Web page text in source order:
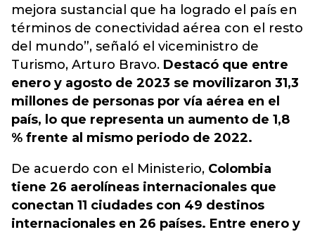
mejora sustancial que ha logrado el país en
términos de conectividad aérea con el resto
del mundo”, señaló el viceministro de
Turismo, Arturo Bravo. Destacó que entre
enero y agosto de 2023 se movilizaron 31,3
millones de personas por vía aérea en el
país, lo que representa un aumento de 1,8
% frente al mismo periodo de 2022.
De acuerdo con el Ministerio, Colombia
tiene 26 aerolíneas internacionales que
conectan 11 ciudades con 49 destinos
internacionales en 26 países. Entre enero y